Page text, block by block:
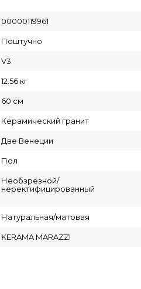
00000119961
Поштучно
V3
12.56 кг
60 см
Керамический гранит
Две Венеции
Пол
Необзрезной/
неректифицированный
Натуральная/матовая
KERAMA MARAZZI